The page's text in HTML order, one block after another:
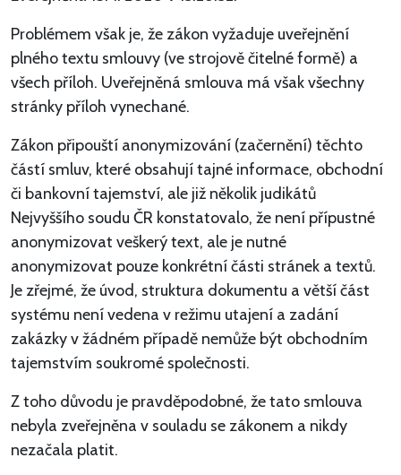
Problémem však je, že zákon vyžaduje uveřejnění
plného textu smlouvy (ve strojově čitelné formě) a
všech příloh. Uveřejněná smlouva má však všechny
stránky příloh vynechané.
Zákon připouští anonymizování (začernění) těchto
částí smluv, které obsahují tajné informace, obchodní
či bankovní tajemství, ale již několik judikátů
Nejvyššího soudu ČR konstatovalo, že není přípustné
anonymizovat veškerý text, ale je nutné
anonymizovat pouze konkrétní části stránek a textů.
Je zřejmé, že úvod, struktura dokumentu a větší část
systému není vedena v režimu utajení a zadání
zakázky v žádném případě nemůže být obchodním
tajemstvím soukromé společnosti.
Z toho důvodu je pravděpodobné, že tato smlouva
nebyla zveřejněna v souladu se zákonem a nikdy
nezačala platit.